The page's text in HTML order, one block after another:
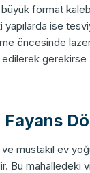
format
yapılarda ise
öncesinde
gerekirse
Fayans
ve müstakil ev
Bu mahalledeki